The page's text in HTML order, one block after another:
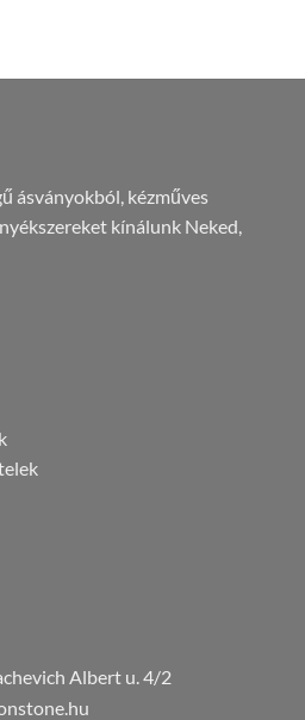
ásványokból, kézműves
kínálunk Neked,
Albert u. 4/2